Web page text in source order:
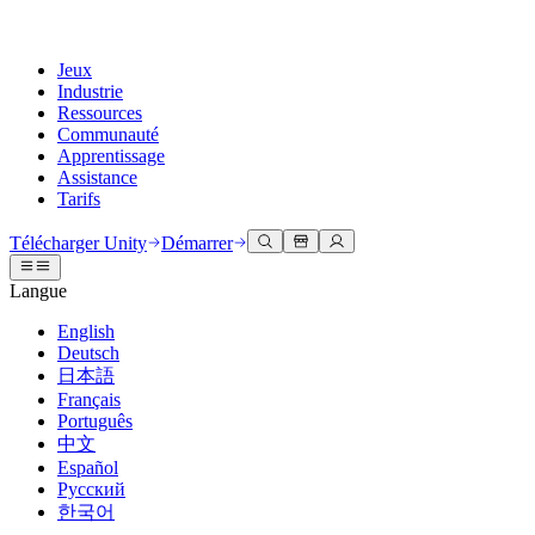
Jeux
Industrie
Ressources
Communauté
Apprentissage
Assistance
Tarifs
Moteur Unity
Créez des jeux 2D et 3D pour n'importe quelle plateforme
Collaboration
Collaborez et itérez rapidement avec votre équipe
Télécharger Unity
Offres et tarifs
Déployez
Multiplateforme
Collaboration 3D
Construisez et révisez des projets 3D en temps réel
Formation immersive
Entraînez-vous dans des environnements immersifs
Expériences client
Créez des expériences interactives 3D
Secteurs
Fabrication
Documentation
Outils de développement
Versions de publication et suivi des problèmes
Feuille de route
Examiner les fonctionnalités à venir
Glossaire
Discussions
Événements
Événements mondiaux et locaux
Histoires de la communauté
Made with Unity
Mise en avant des créateurs Unity
Unity Learn
Maîtrisez les compétences Unity gratuitement
Formation professionnelle
Améliorez votre équipe avec des formateurs Unity
Vous découvrez Unity ?
Démarrer
Démarrez votre apprentissage
Parcours essentiels Unity
Obtenir de l'aide
Vous aider à réussir avec Unity
Plans de succès
Atteignez vos objectifs plus rapidement avec un support expert
FAQ
Réponses aux questions courantes
Contactez-nous.
Connectez-vous avec notre équipe
Télécharger Unity Démarrer
Langue
English
Deutsch
日本語
Français
Português
中文
Español
Русский
한국어